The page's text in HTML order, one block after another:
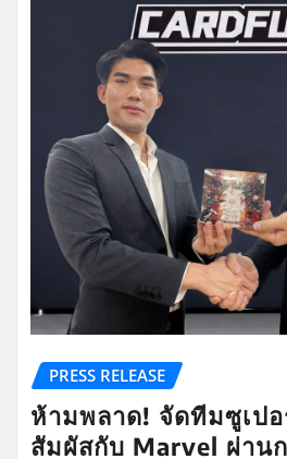
PRESS RELEASE
ห้ามพลาด! จัดทีมซูเป
สัมผัสกับ Marvel ผ่าน